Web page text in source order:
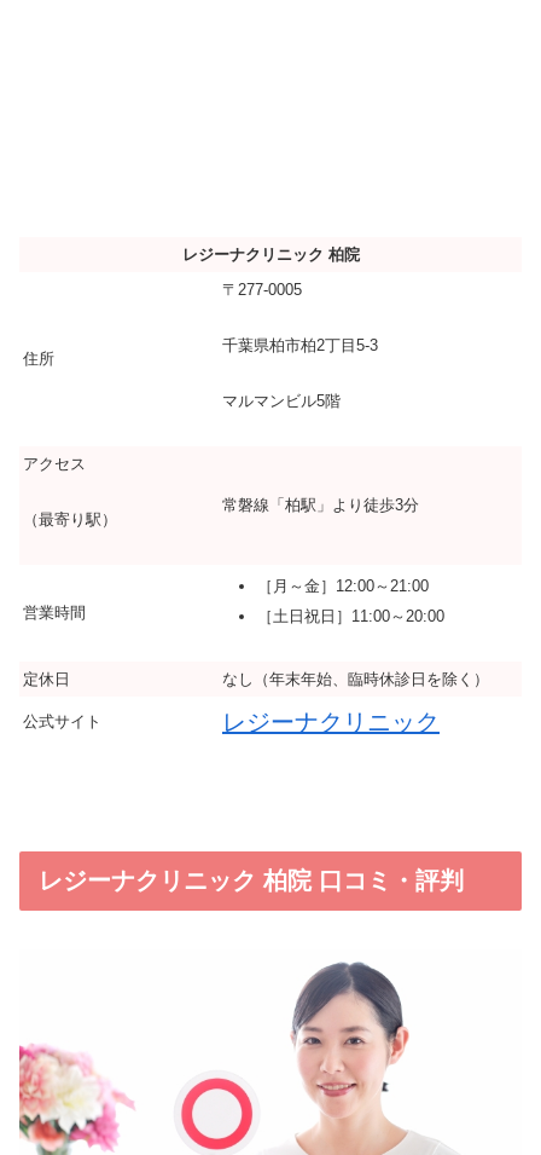
レジーナクリニック 柏院
住所
〒277-0005
千葉県柏市柏2丁目5-3
マルマンビル5階
アクセス
（最寄り駅）
常磐線「柏駅」より徒歩3分
営業時間
［月～金］12:00～21:00
［土日祝日］11:00～20:00
定休日 なし（年末年始、臨時休診日を除く）
公式サイト レジーナクリニック
レジーナクリニック 柏院 口コミ・評判